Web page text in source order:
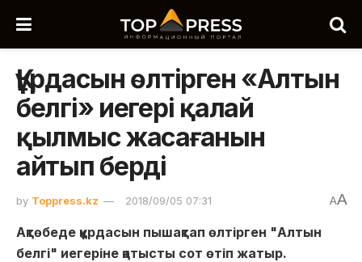
Құрдасын өлтірген «Алтын
белгі» иегері қалай
қылмыс жасағанын
айтып берді
by Toppress.kz 2018/09/05 07:31 AA
Ақтөбеде құрдасын пышақтап өлтірген "Алтын
белгі" иегеріне қатысты сот өтіп жатыр.